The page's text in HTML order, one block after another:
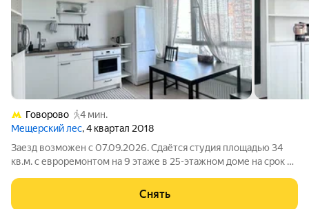
Говорово
4 мин.
Мещерский лес, 4 квартал 2018
Заезд возможен с 07.09.2026. Сдаётся студия площадью 34
кв.м. с евроремонтом на 9 этаже в 25-этажном доме на срок от
Дом - монолитный,
Снять